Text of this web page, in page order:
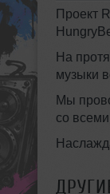
Проект
На
музыки
Мы
со